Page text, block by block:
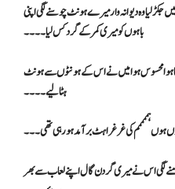
جکڑ لیا وہ دیوانہ وار میرے ہونٹ چوسنے لگی اپنی
باہوں کو میری کمر کے گرد کس لیا۔۔۔۔
ہوا محسوس ہوا میں نے اس کے ہونٹوں سے ہونٹ
ہٹا لیے۔۔۔۔
ہممممم کی غرغراہٹ برآمد ہو رہی تھی۔۔۔
لگی اس نے میری گردن گال اپنے لعاب سے بھر